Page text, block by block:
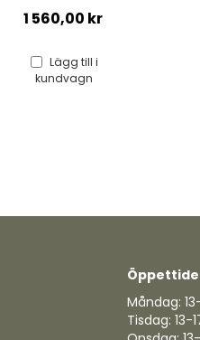
Måndag:
Tisdag: 13-